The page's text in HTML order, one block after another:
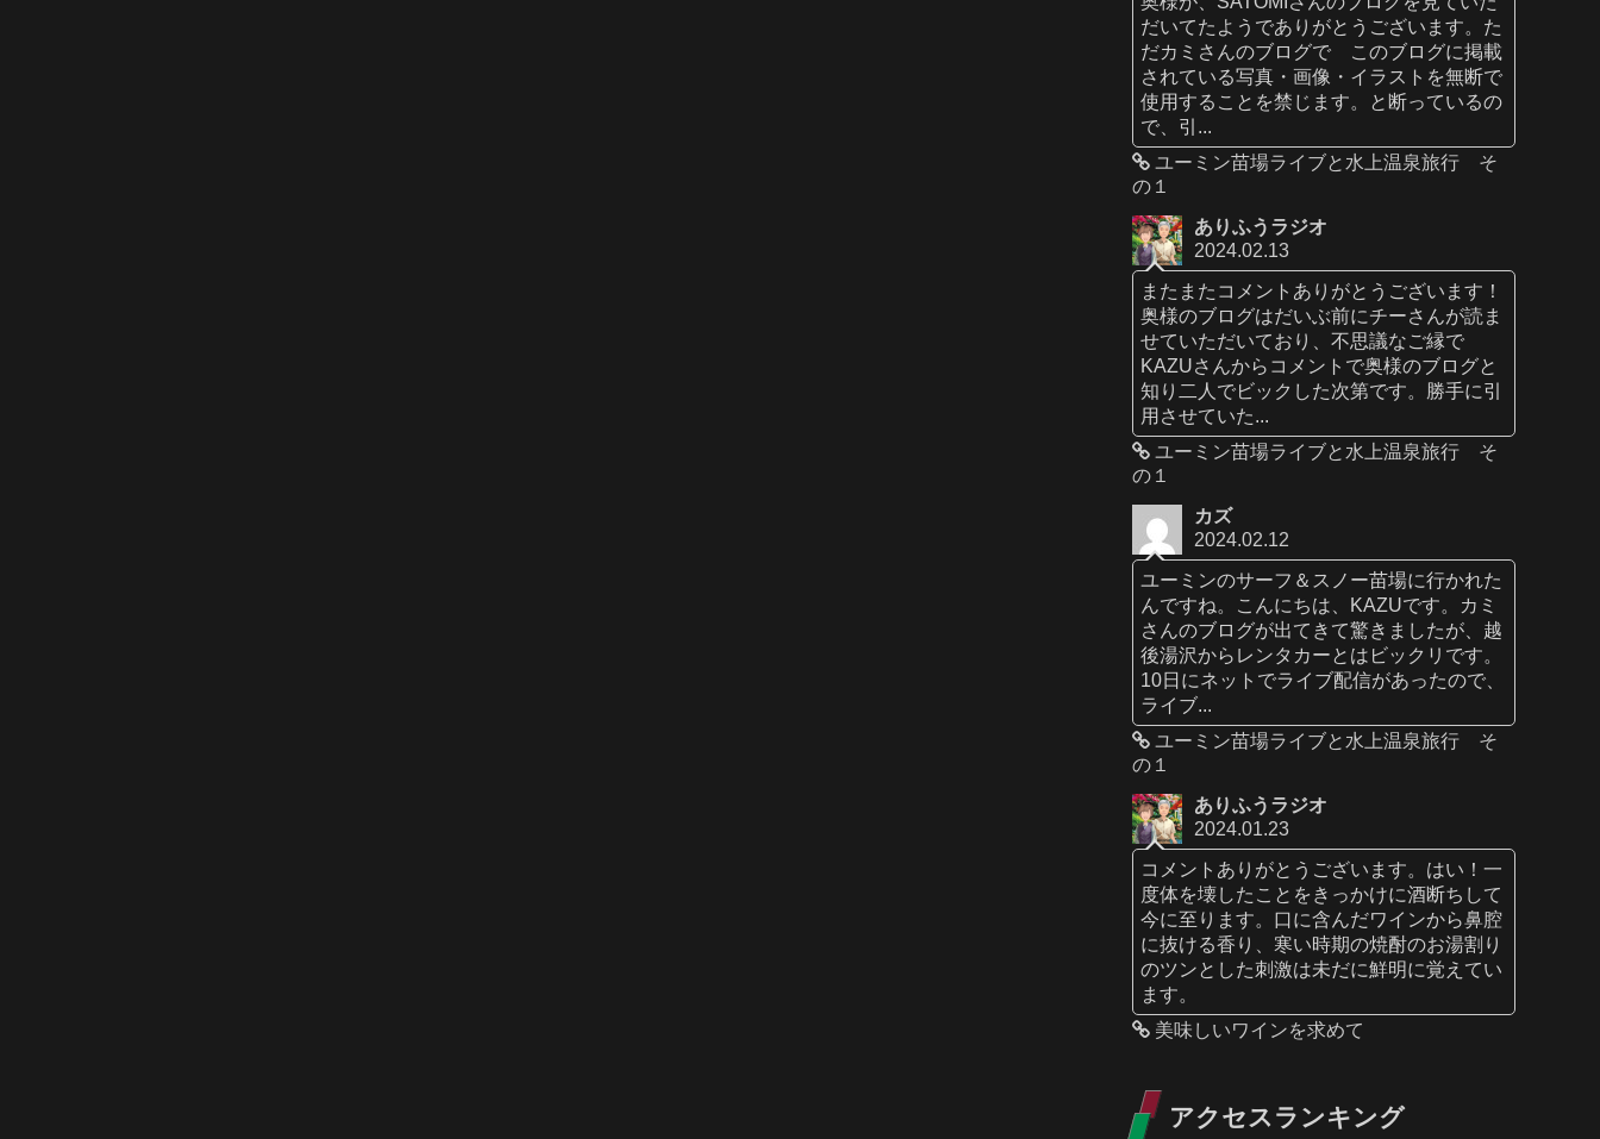
だいてたようでありがとうございます。た
だカミさんのブログで このブログに掲載
されている写真・画像・イラストを無断で
使用することを禁じます。と断っているの
で、引...
ユーミン苗場ライブと水上温泉旅行 そ
の１
ありふうラジオ
2024.02.13
またまたコメントありがとうございます！
奥様のブログはだいぶ前にチーさんが読ま
せていただいており、不思議なご縁で
KAZUさんからコメントで奥様のブログと
知り二人でビックした次第です。勝手に引
用させていた...
ユーミン苗場ライブと水上温泉旅行 そ
の１
カズ
2024.02.12
ユーミンのサーフ＆スノー苗場に行かれた
んですね。こんにちは、KAZUです。カミ
さんのブログが出てきて驚きましたが、越
後湯沢からレンタカーとはビックリです。
10日にネットでライブ配信があったので、
ライブ...
ユーミン苗場ライブと水上温泉旅行 そ
の１
ありふうラジオ
2024.01.23
コメントありがとうございます。はい！一
度体を壊したことをきっかけに酒断ちして
今に至ります。口に含んだワインから鼻腔
に抜ける香り、寒い時期の焼酎のお湯割り
のツンとした刺激は未だに鮮明に覚えてい
ます。
美味しいワインを求めて
アクセスランキング